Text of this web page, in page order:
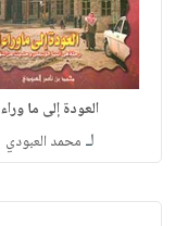
العودة إلى ما وراء
لـ محمد العبودي